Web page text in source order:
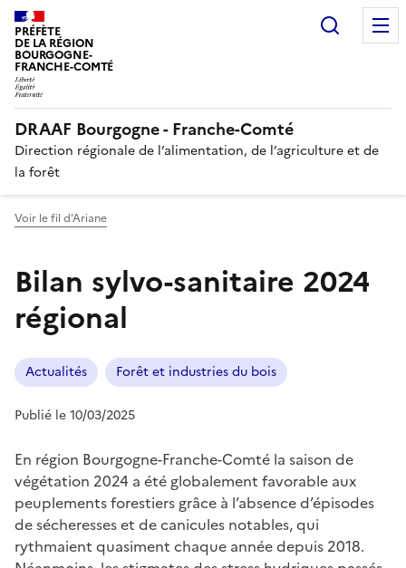
PRÉFÈTE
DE LA RÉGION
BOURGOGNE-
FRANCHE-COMTÉ
DRAAF Bourgogne - Franche-Comté
Direction régionale de l’alimentation, de l’agriculture et de
la forêt
Voir le fil d'Ariane
Bilan sylvo-sanitaire 2024
régional
Actualités Forêt et industries du bois
Publié le 10/03/2025
En région Bourgogne-Franche-Comté la saison de
végétation 2024 a été globalement favorable aux
peuplements forestiers grâce à l’absence d’épisodes
de sécheresses et de canicules notables, qui
rythmaient quasiment chaque année depuis 2018.